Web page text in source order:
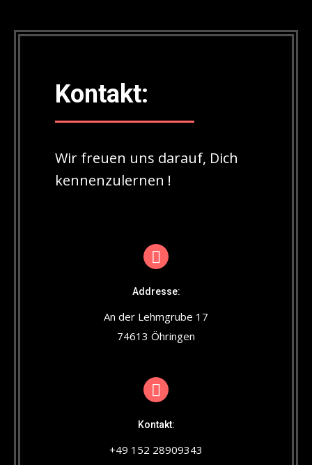
Kontakt:
Wir freuen uns darauf, Dich
kennenzulernen !
Addresse:
An der Lehmgrube 17
74613 Öhringen
Kontakt:
+49 152 28909343